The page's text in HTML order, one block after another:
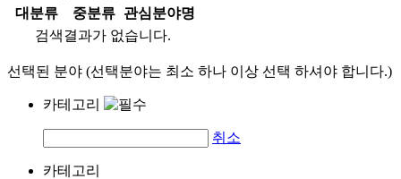
대분류
중분류
관심분야명
검색결과가 없습니다.
선택된 분야 (선택분야는 최소 하나 이상 선택 하셔야 합니다.)
카테고리
취소
카테고리